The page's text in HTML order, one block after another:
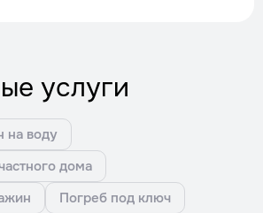
услуги
на воду
дома
Погреб под ключ